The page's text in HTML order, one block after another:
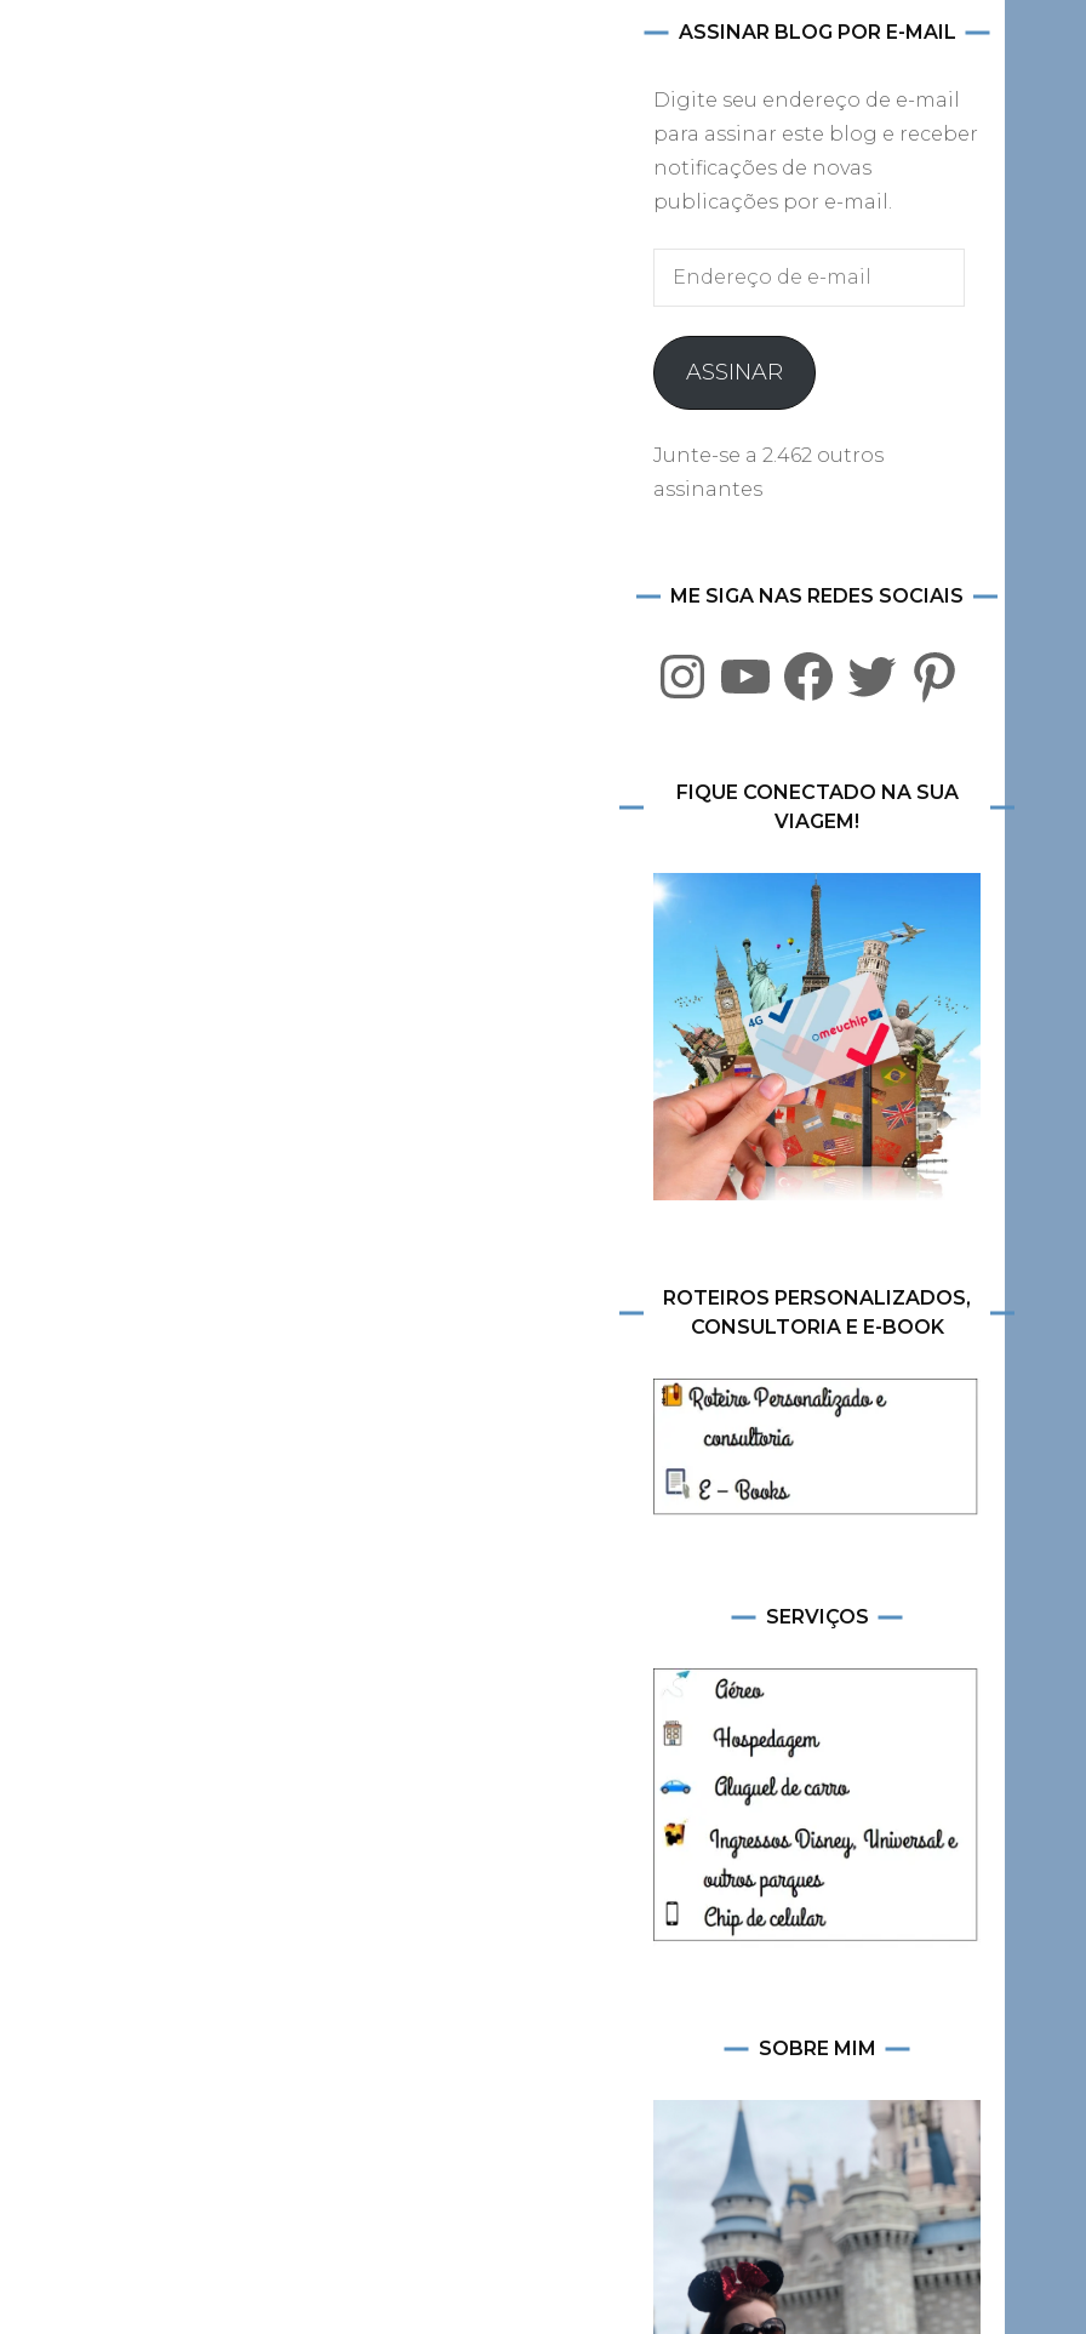
ASSINAR BLOG POR E-MAIL
Digite seu endereço de e-mail
para assinar este blog e receber
notificações de novas
publicações por e-mail.
Endereço
mailASSINAR
Junte-se a 2.462 outros
assinantes
ME SIGA NAS REDES SOCIAIS
InstagramYouTube FacebookTwitter Pinterest
FIQUE CONECTADO NA SUA
VIAGEM!
ROTEIROS PERSONALIZADOS,
CONSULTORIA E E-BOOK
SERVIÇOS
SOBRE MIM